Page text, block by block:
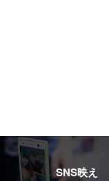
SNS映え